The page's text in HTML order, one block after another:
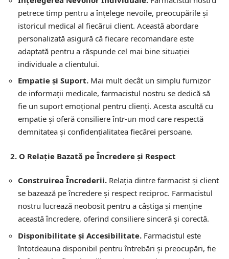
petrece timp pentru a înțelege nevoile, preocupările și
istoricul medical al fiecărui client. Această abordare
personalizată asigură că fiecare recomandare este
adaptată pentru a răspunde cel mai bine situației
individuale a clientului.
Empatie și Suport. Mai mult decât un simplu furnizor
de informații medicale, farmacistul nostru se dedică să
fie un suport emoțional pentru clienți. Acesta ascultă cu
empatie și oferă consiliere într-un mod care respectă
demnitatea și confidențialitatea fiecărei persoane.
2. O Relație Bazată pe Încredere și Respect
Construirea Încrederii. Relația dintre farmacist și client
se bazează pe încredere și respect reciproc. Farmacistul
nostru lucrează neobosit pentru a câștiga și menține
această încredere, oferind consiliere sinceră și corectă.
Disponibilitate și Accesibilitate. Farmacistul este
întotdeauna disponibil pentru întrebări și preocupări, fie